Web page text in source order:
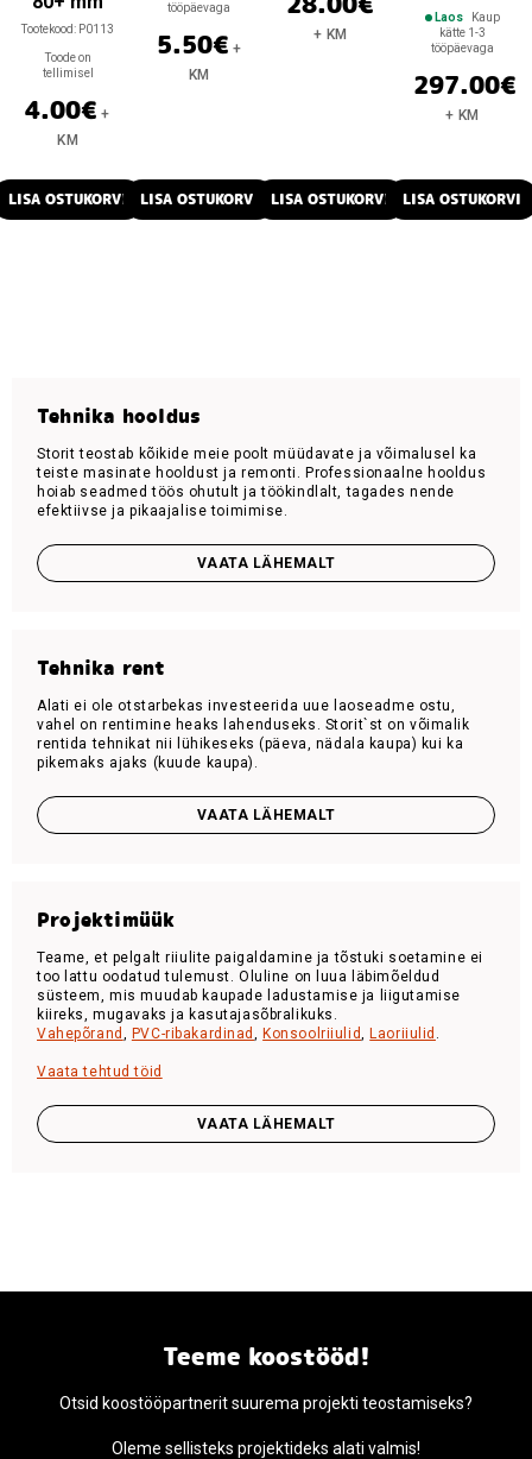
Tootekood: P0113
Toode on
tellimisel
4.00€ +
KM
LISA OSTUKORVI
tööpäevaga
5.50€ +
KM
LISA OSTUKORVI
+ KM
LISA OSTUKORVI
Laos
Kaup
kätte 1-3
tööpäevaga
297.00€
+ KM
LISA OSTUKORVI
Tehnika hooldus
Storit teostab kõikide meie poolt müüdavate ja võimalusel ka
teiste masinate hooldust ja remonti. Professionaalne hooldus
hoiab seadmed töös ohutult ja töökindlalt, tagades nende
efektiivse ja pikaajalise toimimise.
VAATA LÄHEMALT
Tehnika rent
Alati ei ole otstarbekas investeerida uue laoseadme ostu,
vahel on rentimine heaks lahenduseks. Storit`st on võimalik
rentida tehnikat nii lühikeseks (päeva, nädala kaupa) kui ka
pikemaks ajaks (kuude kaupa).
VAATA LÄHEMALT
Projektimüük
Teame, et pelgalt riiulite paigaldamine ja tõstuki soetamine ei
too lattu oodatud tulemust. Oluline on luua läbimõeldud
süsteem, mis muudab kaupade ladustamise ja liigutamise
kiireks, mugavaks ja kasutajasõbralikuks.
Vahepõrand
PVC-ribakardinad ,Konsoolriiulid ,Laoriiulid
Vaata tehtud töid
VAATA LÄHEMALT
Teeme koostööd!
Otsid koostööpartnerit suurema projekti teostamiseks?
Oleme sellisteks projektideks alati valmis!